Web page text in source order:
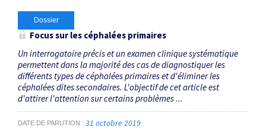
Dossier
Focus sur les céphalées primaires
Un interrogatoire précis et un examen clinique systématique
permettent dans la majorité des cas de diagnostiquer les
différents types de céphalées primaires et d'éliminer les
céphalées dites secondaires. L'objectif de cet article est
d'attirer l'attention sur certains problèmes ...
DATE DE PARUTION 31 octobre 2019